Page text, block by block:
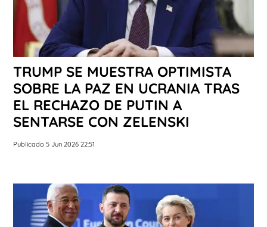
TRUMP SE MUESTRA OPTIMISTA
SOBRE LA PAZ EN UCRANIA TRAS
EL RECHAZO DE PUTIN A
SENTARSE CON ZELENSKI
Publicado 5 Jun 2026 22:51